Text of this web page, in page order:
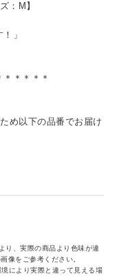
：M】
」
＊＊＊＊
め以下の品番でお届け
り、実際の商品より色味が違
像をご参考ください。
により実際と違って見える場